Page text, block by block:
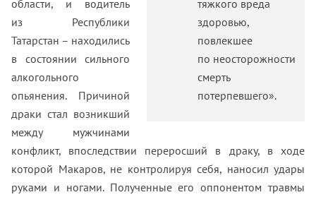
тяжкого вреда
здоровью,
повлекшее
по неосторожности
смерть
потерпевшего».
области, и водитель
из Республики
Татарстан – находились
в состоянии сильного
алкогольного
опьянения. Причиной
драки стал возникший
между мужчинами
конфликт, впоследствии переросший в драку, в ходе
которой Макаров, не контролируя себя, наносил удары
руками и ногами. Полученные его оппонентом травмы